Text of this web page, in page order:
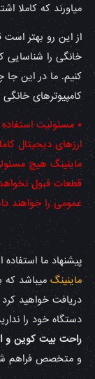
میاورند که کاملا
از این رو بهتر است
خانگی را شناسایی
کنیم. ما در این جا
کامپیوترهای
* مسئولیت
ارزهای دیجیتال
ماینینگ هیچ
قطعات قبول
عمومی را خواهند
پیشنهاد ما استفاده
ماینینگ میباشد
دریافت خواهید
دستگاه خود را
راحت بیت کوین و
و متخصص فراهم